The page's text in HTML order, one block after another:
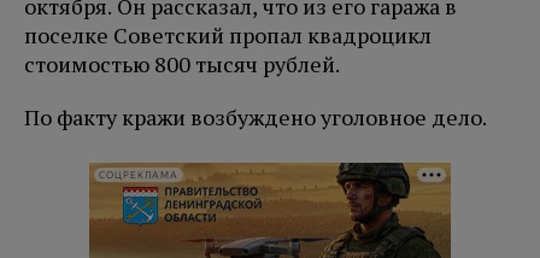
октября. Он рассказал, что из его гаража в
поселке Советский пропал квадроцикл
стоимостью 800 тысяч рублей.
По факту кражи возбуждено уголовное дело.
СОЦРЕКЛАМА